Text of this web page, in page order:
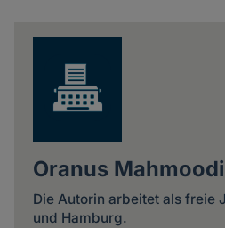
Oranus Mahmoodi
Die Autorin arbeitet als freie
und Hamburg.